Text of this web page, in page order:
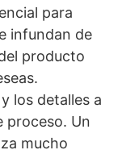
para
infundan de
producto
los detalles a
proceso. Un
mucho